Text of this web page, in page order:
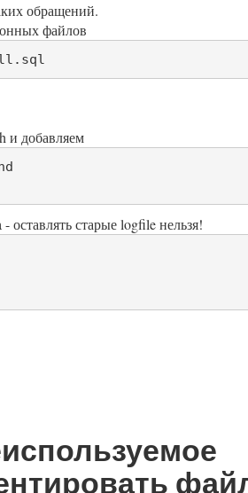
обращений.
файлов
и добавляем
старые logfile нельзя!